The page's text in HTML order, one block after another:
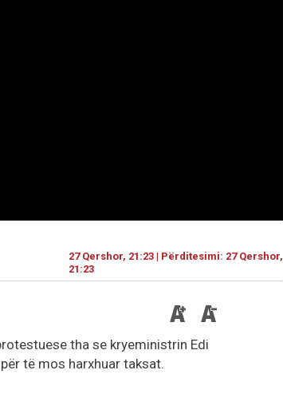
27 Qershor, 21:23 | Përditesimi: 27 Qershor,
21:23
tha se kryeministrin Edi
të mos harxhuar taksat.